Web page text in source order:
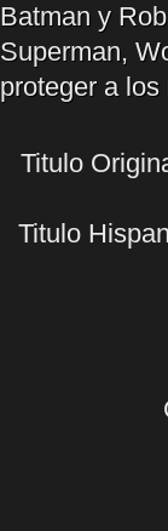
Batman y
Superman,
proteger a
Titulo
Titulo